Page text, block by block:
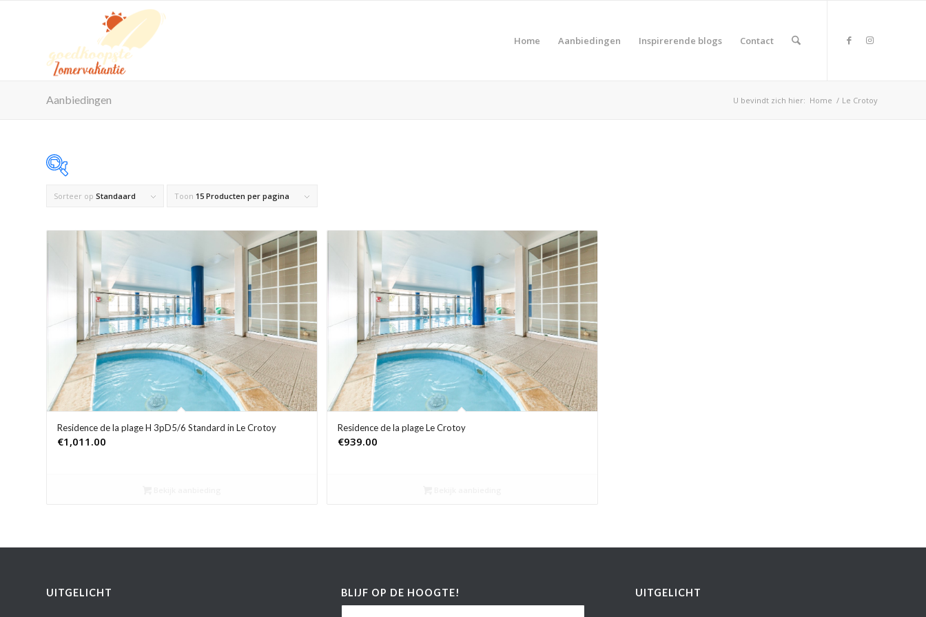
Home Aanbiedingen Inspirerende blogs Contact
Aanbiedingen U bevindt zich hier: Home / Le Crotoy
Op voorraad
Product Maximaal aantal personen Product Prijs vanaf €
Product Reisorganisatie Product Type vakantie
Product Zwembad
Sorteer op Standaard Toon 15 Producten per pagina
Residence de la plage H 3pD5/6 Standard in Le Crotoy
€1,011.00
Residence de la plage Le Crotoy
€939.00
UITGELICHT BLIJF OP DE HOOGTE! UITGELICHT